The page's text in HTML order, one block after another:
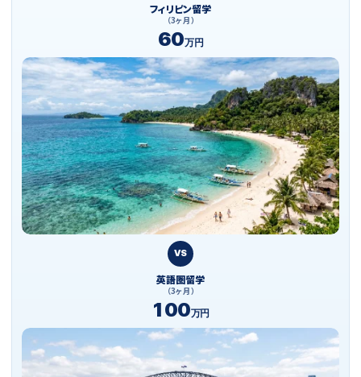
フィリピン留学
（3ヶ月）
60万円
VS
英語圏留学
（3ヶ月）
100万円